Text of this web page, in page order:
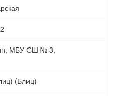
МБУ СШ № 3,
(Блиц)